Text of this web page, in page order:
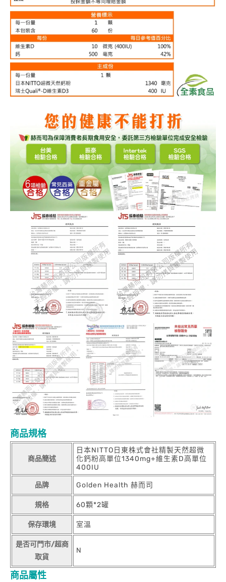
商品規格
商品簡述
日本NITTO日東株式會社精製天然超微
化鈣粉高單位1340mg+維生素D高單位
400IU
品牌 Golden Health 赫而司
規格 60顆*2罐
保存環境 室溫
是否可門市/超商
取貨
N
商品屬性